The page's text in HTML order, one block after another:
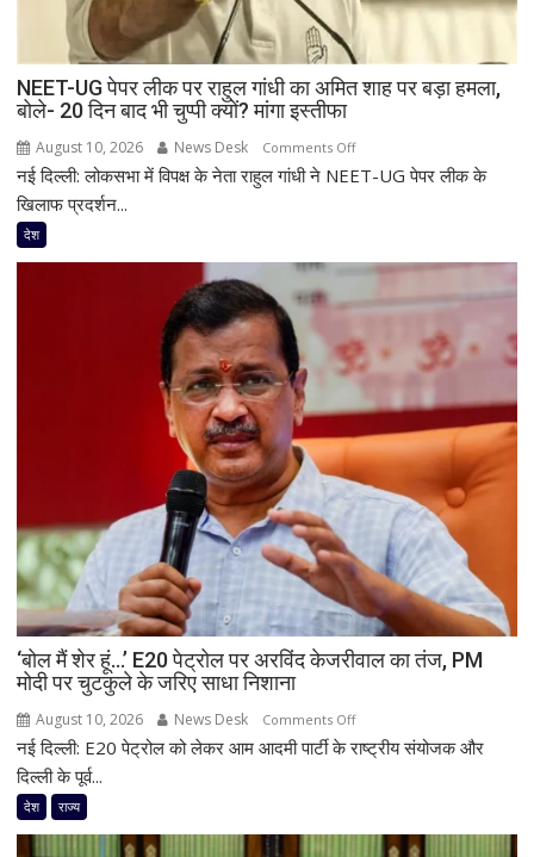
NEET-UG पेपर लीक पर राहुल गांधी का अमित शाह पर बड़ा हमला,
बोले- 20 दिन बाद भी चुप्पी क्यों? मांगा इस्तीफा
August 10, 2026 News Desk Comments Offon
NEET-
राहुल
का
शाह
पर
बड़ा
हमला,
बोले-
दिन
बाद
भी
क्यों?
इस्तीफा
नई दिल्ली: लोकसभा में विपक्ष के नेता राहुल गांधी ने NEET-UG पेपर लीक के
खिलाफ प्रदर्शन...
देश
‘बोल मैं शेर हूं…’ E20 पेट्रोल पर अरविंद केजरीवाल का तंज, PM
मोदी पर चुटकुले के जरिए साधा निशाना
August 10, 2026 News Desk Comments Offon
‘बोल
नई दिल्ली: E20 पेट्रोल को लेकर आम आदमी पार्टी के राष्ट्रीय संयोजक और
दिल्ली के पूर्व...
देश राज्य